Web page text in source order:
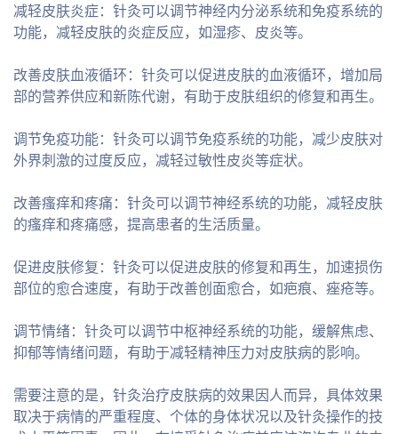
减轻皮肤炎症：针灸可以调节神经内分泌系统和免疫系统的
功能，减轻皮肤的炎症反应，如湿疹、皮炎等。
改善皮肤血液循环：针灸可以促进皮肤的血液循环，增加局
部的营养供应和新陈代谢，有助于皮肤组织的修复和再生。
调节免疫功能：针灸可以调节免疫系统的功能，减少皮肤对
外界刺激的过度反应，减轻过敏性皮炎等症状。
改善瘙痒和疼痛：针灸可以调节神经系统的功能，减轻皮肤
的瘙痒和疼痛感，提高患者的生活质量。
促进皮肤修复：针灸可以促进皮肤的修复和再生，加速损伤
部位的愈合速度，有助于改善创面愈合，如疤痕、痤疮等。
调节情绪：针灸可以调节中枢神经系统的功能，缓解焦虑、
抑郁等情绪问题，有助于减轻精神压力对皮肤病的影响。
需要注意的是，针灸治疗皮肤病的效果因人而异，具体效果
取决于病情的严重程度、个体的身体状况以及针灸操作的技